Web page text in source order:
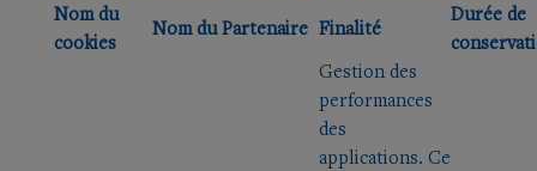
Nom du
cookies
Nom du Partenaire Finalité
Durée de
Gestion des
performances
des
applications. Ce